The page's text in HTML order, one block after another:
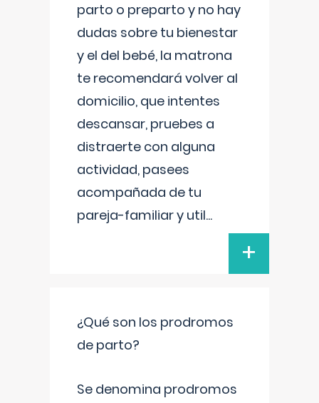
parto o preparto y no hay
dudas sobre tu bienestar
y el del bebé, la matrona
te recomendará volver al
domicilio, que intentes
descansar, pruebes a
distraerte con alguna
actividad, pasees
acompañada de tu
pareja-familiar y util...
+
¿Qué son los prodromos
de parto?
Se denomina prodromos